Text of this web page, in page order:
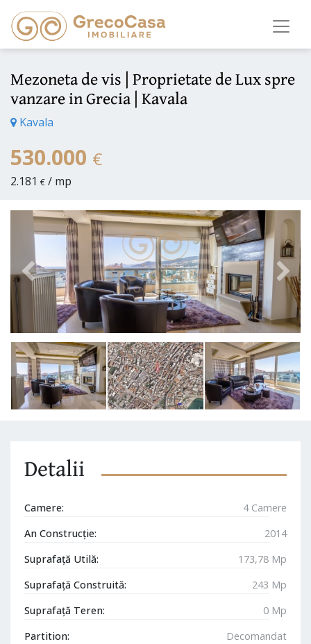
Mezoneta de vis | Proprietate de Lux spre
vanzare in Grecia | Kavala
Kavala
530.000 €
2.181 € / mp
Detalii
Camere:
4 Camere
An Construcție:
2014
Suprafață Utilă:
173,78 Mp
Suprafață Construită:
243 Mp
Suprafață Teren:
0 Mp
Partition:
Decomandat